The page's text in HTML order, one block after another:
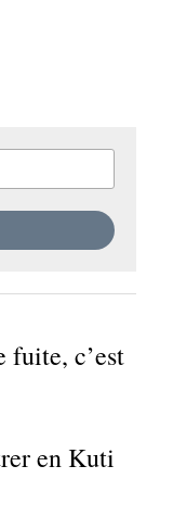
fuite, c’est
en Kuti